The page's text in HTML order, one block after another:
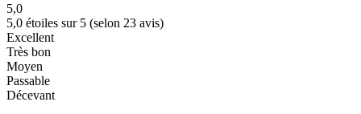
5,0
5,0 étoiles sur 5 (selon 23 avis)
Excellent
Très bon
Moyen
Passable
Décevant